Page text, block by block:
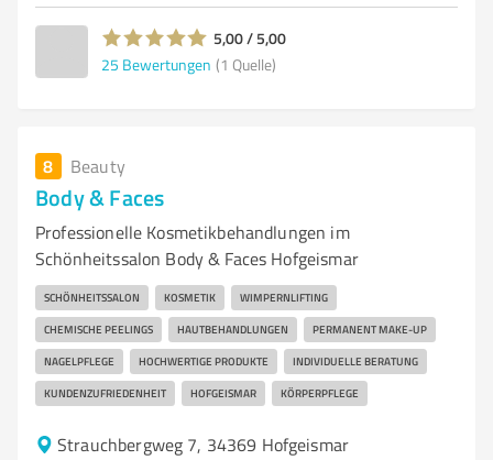
5,00 / 5,00
25 Bewertungen (1 Quelle)
8 Beauty
Body & Faces
Professionelle Kosmetikbehandlungen im
Schönheitssalon Body & Faces Hofgeismar
SCHÖNHEITSSALON KOSMETIK WIMPERNLIFTING
CHEMISCHE PEELINGS HAUTBEHANDLUNGEN PERMANENT MAKE-UP
NAGELPFLEGE HOCHWERTIGE PRODUKTE INDIVIDUELLE BERATUNG
KUNDENZUFRIEDENHEIT HOFGEISMAR KÖRPERPFLEGE
Strauchbergweg 7, 34369 Hofgeismar